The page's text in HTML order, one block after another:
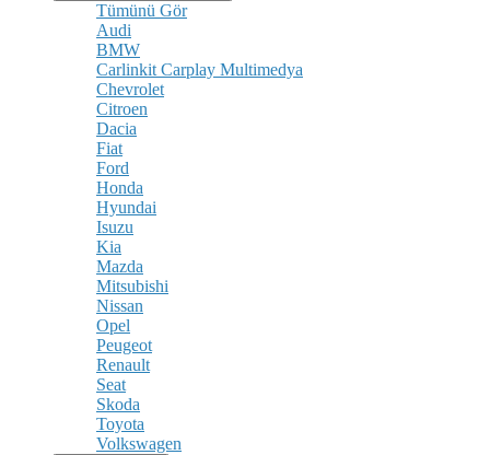
Tümünü Gör
Audi
BMW
Carlinkit Carplay Multimedya
Chevrolet
Citroen
Dacia
Fiat
Ford
Honda
Hyundai
Isuzu
Kia
Mazda
Mitsubishi
Nissan
Opel
Peugeot
Renault
Seat
Skoda
Toyota
Volkswagen